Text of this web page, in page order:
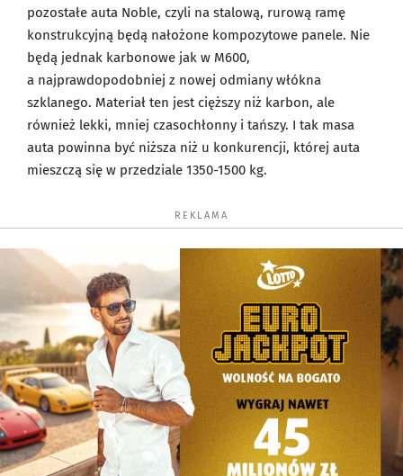
pozostałe auta Noble, czyli na stalową, rurową ramę
konstrukcyjną będą nałożone kompozytowe panele. Nie
będą jednak karbonowe jak w M600,
a najprawdopodobniej z nowej odmiany włókna
szklanego. Materiał ten jest cięższy niż karbon, ale
również lekki, mniej czasochłonny i tańszy. I tak masa
auta powinna być niższa niż u konkurencji, której auta
mieszczą się w przedziale 1350-1500 kg.
REKLAMA